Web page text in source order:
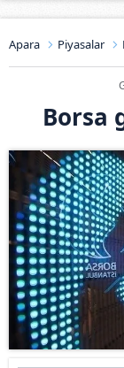
Apara Piyasalar
Borsa